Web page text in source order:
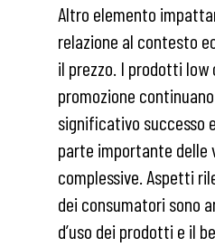
Altro elemento
relazione al contesto
il prezzo. I prodotti low
promozione
significativo successo
parte importante delle
complessive. Aspetti
dei consumatori sono
d’uso dei prodotti e il